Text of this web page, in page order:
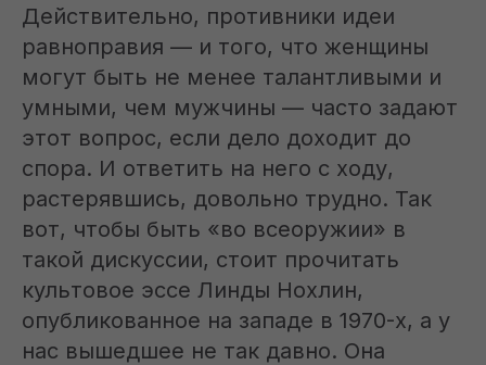
Действительно, противники идеи
равноправия — и того, что женщины
могут быть не менее талантливыми и
умными, чем мужчины — часто задают
этот вопрос, если дело доходит до
спора. И ответить на него с ходу,
растерявшись, довольно трудно. Так
вот, чтобы быть «во всеоружии» в
такой дискуссии, стоит прочитать
культовое эссе Линды Нохлин,
опубликованное на западе в 1970-х, а у
нас вышедшее не так давно. Она
Истории успеха
Лайфхаки
Что почитать?
Классика
Вдохновение